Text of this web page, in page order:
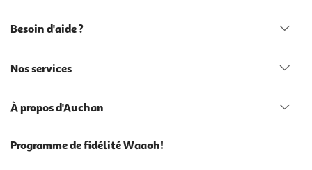
Besoin d'aide ?
Nos services
À propos d'Auchan
Programme de fidélité Waaoh!